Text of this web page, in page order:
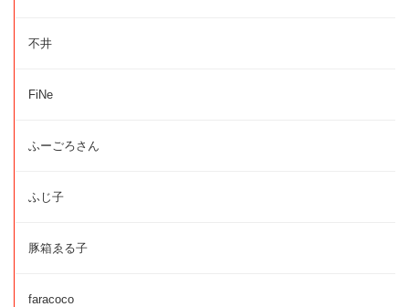
不井
FiNe
ふーごろさん
ふじ子
豚箱ゑる子
faracoco